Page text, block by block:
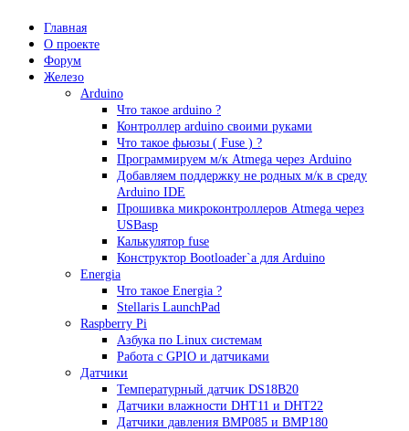
Главная
О проекте
Форум
Железо
Arduino
Что такое аrduino ?
Контроллер arduino своими руками
Что такое фьюзы ( Fuse ) ?
Программируем м/к Atmega через Arduino
Добавляем поддержку не родных м/к в среду
Arduino IDE
Прошивка микроконтроллеров Atmega через
USBasp
Калькулятор fuse
Конструктор Bootloader`а для Arduino
Energia
Что такое Energia ?
Stellaris LaunchPad
Raspberry Pi
Азбука по Linux системам
Работа с GPIO и датчиками
Датчики
Температурный датчик DS18B20
Датчики влажности DHT11 и DHT22
Датчики давления BMP085 и BMP180